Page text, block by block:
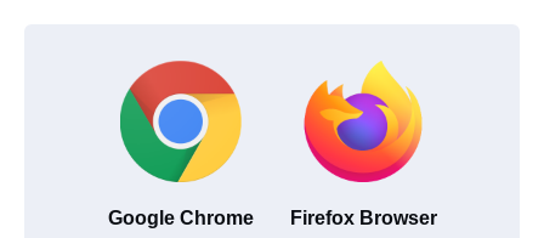
Google Chrome Firefox Browser